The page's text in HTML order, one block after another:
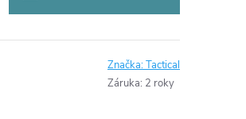
Značka:Tactical
Záruka: 2 roky